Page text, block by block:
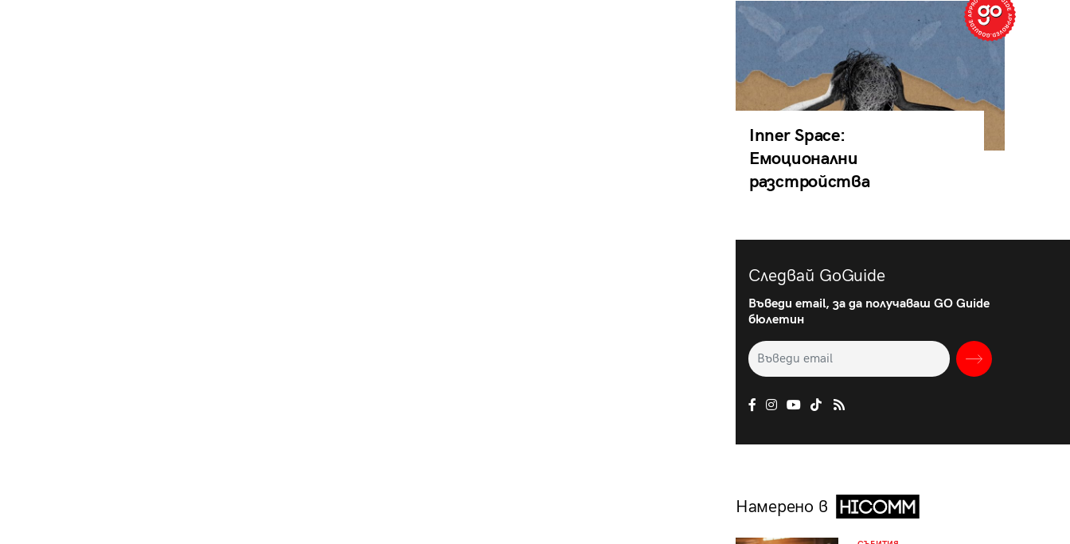
Inner Space:
Емоционални
разстройства
Следвай GoGuide
Въведи email, за да получаваш GO Guide
бюлетин
Намерено в